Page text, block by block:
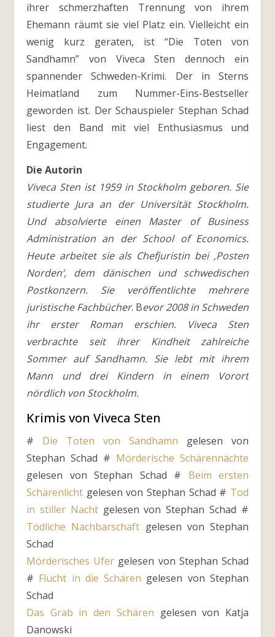
ihrer schmerzhaften Trennung von ihrem
Ehemann räumt sie viel Platz ein. Vielleicht ein
wenig kurz geraten, ist “Die Toten von
Sandhamn” von Viveca Sten dennoch ein
spannender Schweden-Krimi. Der in Sterns
Heimatland zum Nummer-Eins-Bestseller
geworden ist. Der Schauspieler Stephan Schad
liest den Band mit viel Enthusiasmus und
Engagement.
Die Autorin
Viveca Sten ist 1959 in Stockholm geboren. Sie
studierte Jura an der Universität Stockholm.
Und absolvierte einen Master of Business
Administration an der School of Economics.
Heute arbeitet sie als Chefjuristin bei ‚Posten
Norden‘, dem dänischen und schwedischen
Postkonzern. Sie veröffentlichte mehrere
juristische Fachbücher. Bevor 2008 in Schweden
ihr erster Roman erschien. Viveca Sten
verbrachte seit ihrer Kindheit zahlreiche
Sommer auf Sandhamn. Sie lebt mit ihrem
Mann und drei Kindern in einem Vorort
nördlich von Stockholm.
Krimis von Viveca Sten
# Die Toten von Sandhamn gelesen von
Stephan Schad # Mörderische Schärennächte
gelesen von Stephan Schad # Beim ersten
Schärenlicht gelesen von Stephan Schad # Tod
in stiller Nachtgelesen von Stephan Schad #
Tödliche Nachbarschaft gelesen von Stephan
Schad
Mörderisches Ufer gelesen von Stephan Schad
# Flucht in die Schären gelesen von Stephan
Schad
Das Grab in den Schären gelesen von Katja
Danowski